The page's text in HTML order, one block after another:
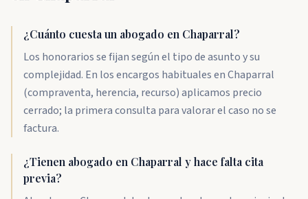
¿Cuánto cuesta un abogado en Chaparral?
Los honorarios se fijan según el tipo de asunto y su
complejidad. En los encargos habituales en Chaparral
(compraventa, herencia, recurso) aplicamos precio
cerrado; la primera consulta para valorar el caso no se
factura.
¿Tienen abogado en Chaparral y hace falta cita
previa?